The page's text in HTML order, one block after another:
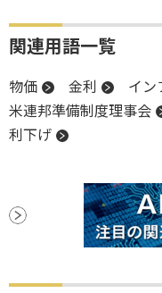
関連用語一覧
物価 金利 イン
米連邦準備制度理事会
利下げ